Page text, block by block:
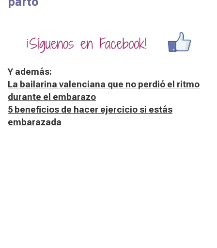
Y además:
La bailarina valenciana que no perdió el ritmo
durante el embarazo
5 beneficios de hacer ejercicio si estás
embarazada